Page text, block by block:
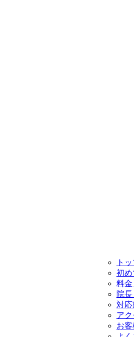
ト
初
料金
院
対応
アク
お